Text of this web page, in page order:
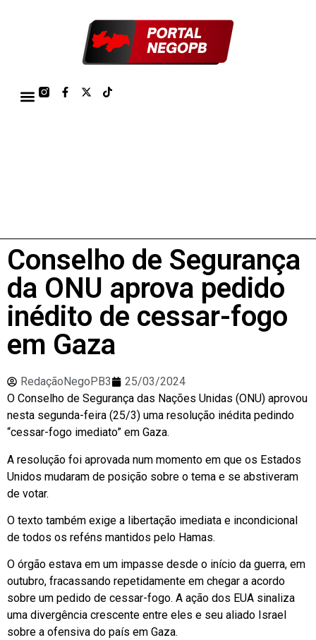
Conselho de Segurança
da ONU aprova pedido
inédito de cessar-fogo
em Gaza
RedaçãoNegoPB3
25/03/2024
O Conselho de Segurança das Nações Unidas (ONU) aprovou
nesta segunda-feira (25/3) uma resolução inédita pedindo
“cessar-fogo imediato” em Gaza.
A resolução foi aprovada num momento em que os Estados
Unidos mudaram de posição sobre o tema e se abstiveram
de votar.
O texto também exige a libertação imediata e incondicional
de todos os reféns mantidos pelo Hamas.
O órgão estava em um impasse desde o início da guerra, em
outubro, fracassando repetidamente em chegar a acordo
sobre um pedido de cessar-fogo. A ação dos EUA sinaliza
uma divergência crescente entre eles e seu aliado Israel
sobre a ofensiva do país em Gaza.